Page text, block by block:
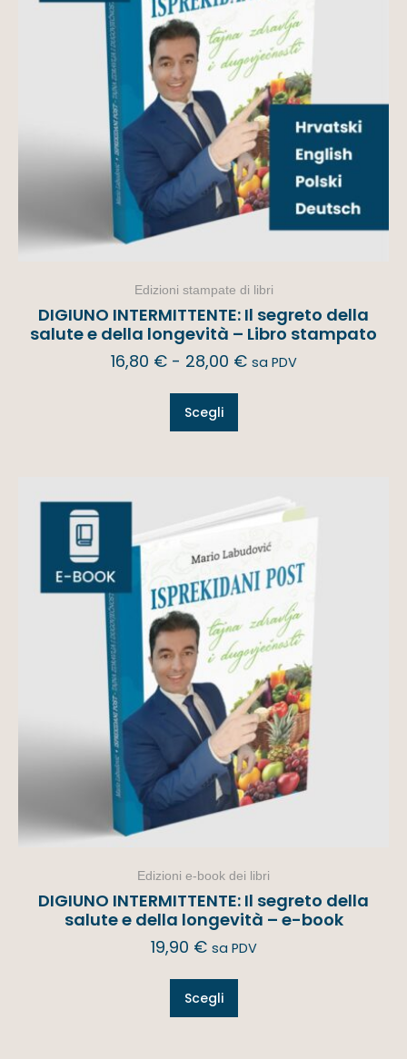
Edizioni stampate di libri
DIGIUNO INTERMITTENTE: Il segreto della
salute e della longevità – Libro stampato
16,80 € - 28,00 € sa PDV
Scegli
Edizioni e-book dei libri
DIGIUNO INTERMITTENTE: Il segreto della
salute e della longevità – e-book
19,90 € sa PDV
Scegli